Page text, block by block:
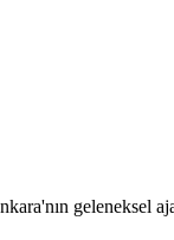
geleneksel